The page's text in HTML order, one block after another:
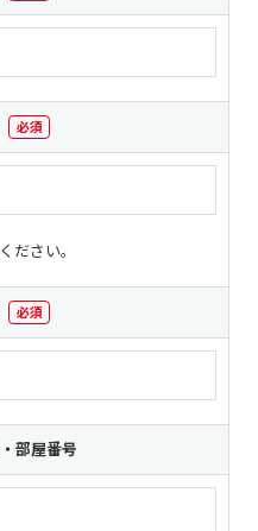
せ
アクセス
契約約款
個人情報の保護に関する
必須
ださい。
必須
部屋番号